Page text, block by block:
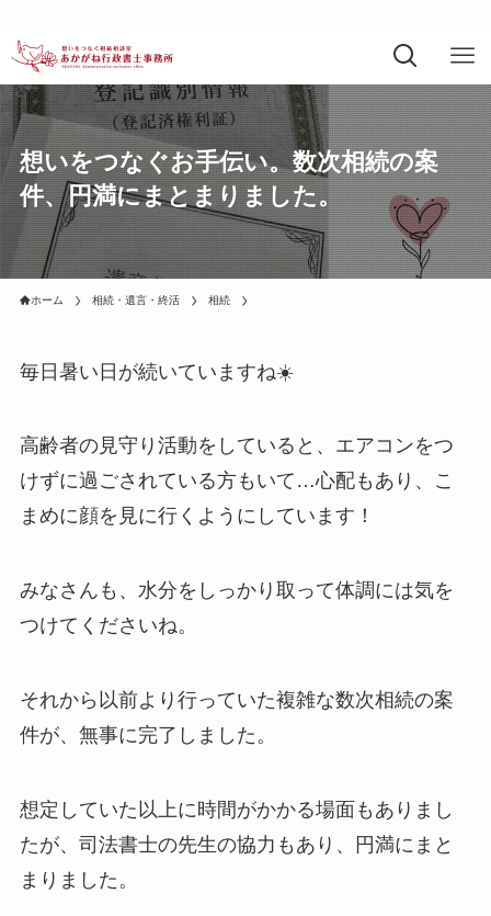
想いをつなぐお手伝い。数次相続の案
件、円満にまとまりました。
ホーム 相続・遺言・終活 相続
毎日暑い日が続いていますね☀️
高齢者の見守り活動をしていると、エアコンをつ
けずに過ごされている方もいて…心配もあり、こ
まめに顔を見に行くようにしています！
みなさんも、水分をしっかり取って体調には気を
つけてくださいね。
それから以前より行っていた複雑な数次相続の案
件が、無事に完了しました。
想定していた以上に時間がかかる場面もありまし
たが、司法書士の先生の協力もあり、円満にまと
まりました。